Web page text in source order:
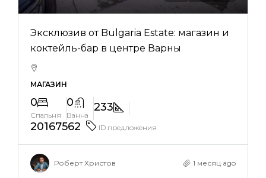
Эксклюзив от Bulgaria Estate: магазин и
коктейль-бар в центре Варны
МАГАЗИН
0
Спальня
0
Ванна
233
20167562
ID предложения
Роберт Христов 1 месяц ago